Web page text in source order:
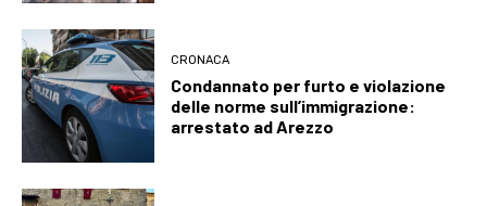
CRONACA
Condannato per furto e violazione
delle norme sull’immigrazione:
arrestato ad Arezzo